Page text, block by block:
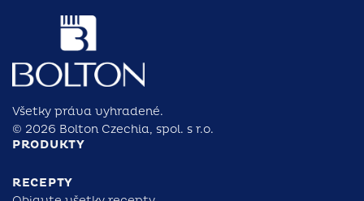
Všetky práva vyhradené.
© 2026 Bolton Czechia, spol. s r.o.
PRODUKTY
RECEPTY